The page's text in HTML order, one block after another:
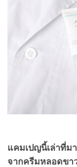
แคมเปญนี้เล่าที่มา
จากครีมหลอดขา